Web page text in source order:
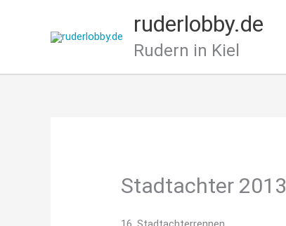
ruderlobby.de
Rudern in Kiel
Stadtachter 2013